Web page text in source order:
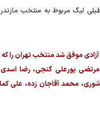
لیگ مربوط به منتخب
این تیم روز گذشته در زمین شماره 2 آزادی
پورعلی گنجی، رضا
محمد آقاجان زده، علی